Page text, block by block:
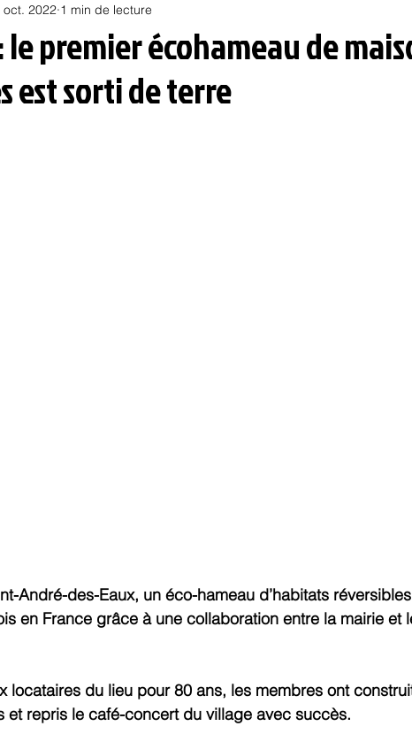
Habitat Hors piste
Politique Psychologie Résilience
premier écohameau de
est sorti de terre
oct. 2022 1 min de lecture
André-des-Eaux, un éco-hameau d’habitats
en France grâce à une collaboration entre la mairie et
locataires du lieu pour 80 ans, les membres ont
et repris le café-concert du village avec succès.